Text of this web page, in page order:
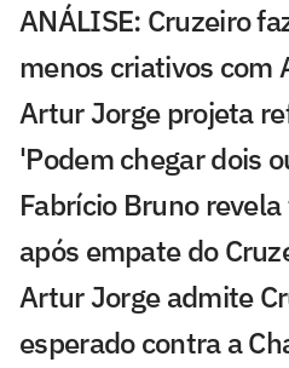
ANÁLISE: Cruzeiro
menos criativos com
Artur Jorge projeta
'Podem chegar dois
Fabrício Bruno
após empate do
Artur Jorge admite
esperado contra a